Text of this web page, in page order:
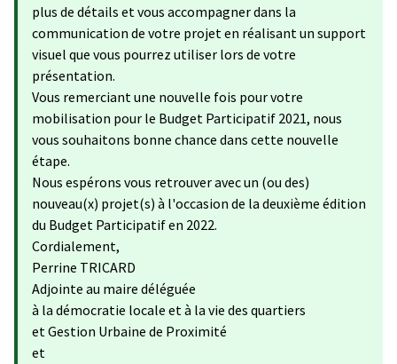
plus de détails et vous accompagner dans la
communication de votre projet en réalisant un support
visuel que vous pourrez utiliser lors de votre
présentation.
Vous remerciant une nouvelle fois pour votre
mobilisation pour le Budget Participatif 2021, nous
vous souhaitons bonne chance dans cette nouvelle
étape.
Nous espérons vous retrouver avec un (ou des)
nouveau(x) projet(s) à l'occasion de la deuxième édition
du Budget Participatif en 2022.
Cordialement,
Perrine TRICARD
Adjointe au maire déléguée
à la démocratie locale et à la vie des quartiers
et Gestion Urbaine de Proximité
et